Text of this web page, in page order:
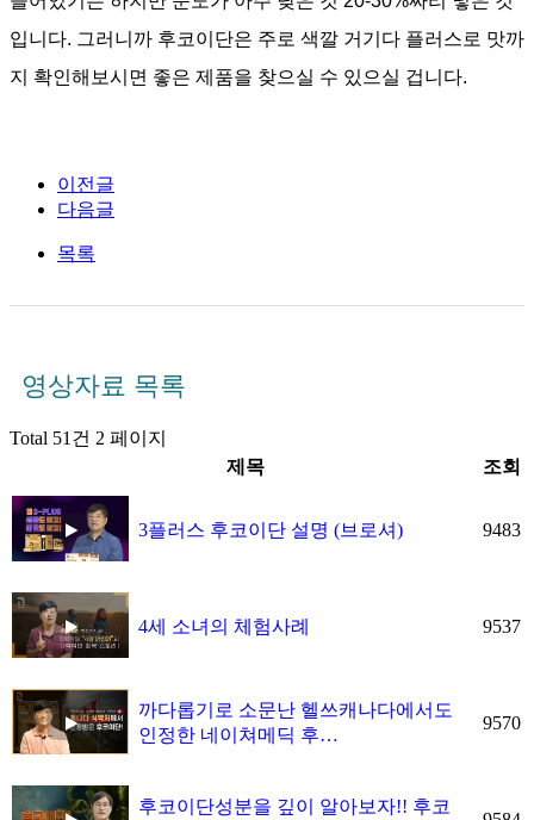
입니다. 그러니까 후코이단은 주로 색깔 거기다 플러스로 맛까
지 확인해보시면 좋은 제품을 찾으실 수 있으실 겁니다.
이전글
다음글
목록
영상자료 목록
Total 51건 2 페이지
제목
조회
3플러스 후코이단 설명 (브로셔) 9483
4세 소녀의 체험사례 9537
까다롭기로 소문난 헬쓰캐나다에서도
인정한 네이쳐메딕 후…
9570
후코이단성분을 깊이 알아보자!! 후코